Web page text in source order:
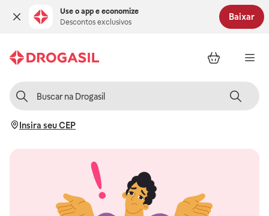
Use o app e economize
Descontos exclusivos
Baixar
Insira seu CEP